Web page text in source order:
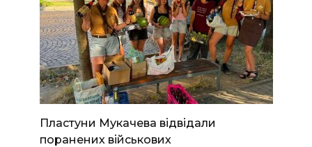
Пластуни Мукачева відвідали
поранених військових